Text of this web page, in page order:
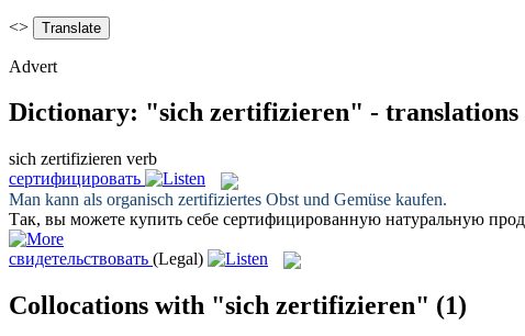
<>
Advert
Dictionary: "sich zertifizieren" - translations
sich zertifizieren verb
сертифицировать
Man kann als organisch zertifiziertes Obst und Gemüse kaufen.
Так, вы можете купить себе сертифицированную натуральную
свидетельствовать (Legal)
Collocations with "sich zertifizieren" (1)